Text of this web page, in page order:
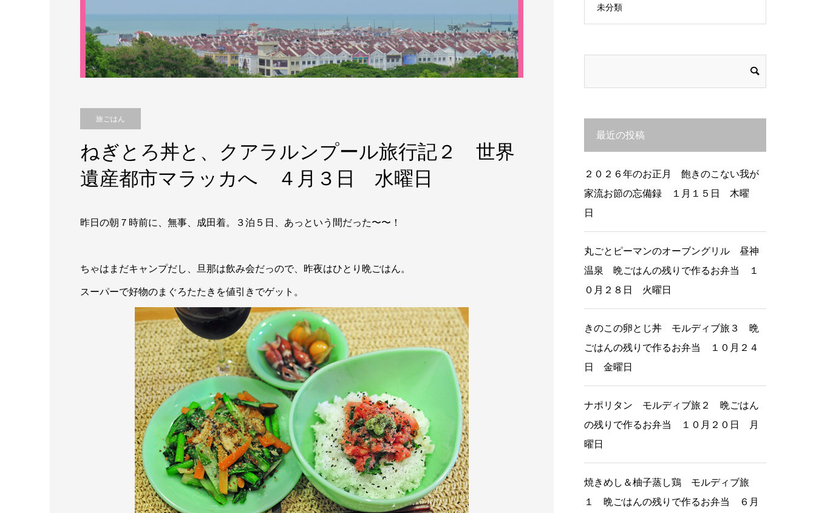
旅ごはん
ねぎとろ丼と、クアラルンプール旅行記２ 世界
遺産都市マラッカへ ４月３日 水曜日
昨日の朝７時前に、無事、成田着。３泊５日、あっという間だった〜〜！
ちゃはまだキャンプだし、旦那は飲み会だっので、昨夜はひとり晩ごはん。
スーパーで好物のまぐろたたきを値引きでゲット。
未分類
最近の投稿
２０２６年のお正月 飽きのこない我が
家流お節の忘備録 １月１５日 木曜
日
丸ごとピーマンのオーブングリル 昼神
温泉 晩ごはんの残りで作るお弁当 １
０月２８日 火曜日
きのこの卵とじ丼 モルディブ旅３ 晩
ごはんの残りで作るお弁当 １０月２４
日 金曜日
ナポリタン モルディブ旅２ 晩ごはん
の残りで作るお弁当 １０月２０日 月
曜日
焼きめし＆柚子蒸し鶏 モルディブ旅
１ 晩ごはんの残りで作るお弁当 ６月